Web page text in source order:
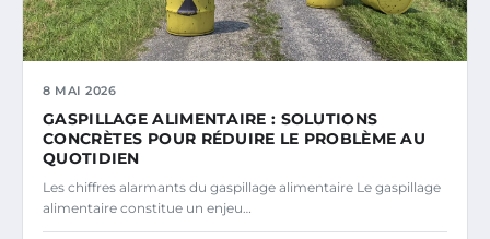
8 MAI 2026
GASPILLAGE ALIMENTAIRE : SOLUTIONS
CONCRÈTES POUR RÉDUIRE LE PROBLÈME AU
QUOTIDIEN
Les chiffres alarmants du gaspillage alimentaire Le gaspillage
alimentaire constitue un enjeu…